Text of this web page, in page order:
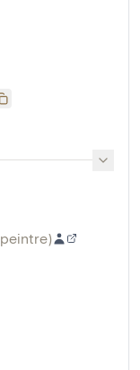
peintre)